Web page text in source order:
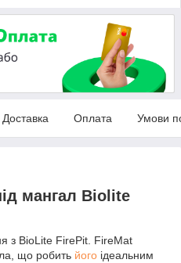
Доставка Оплата Умови
мангал Biolite
з BioLite FirePit. FireMat
що робить його ідеальним